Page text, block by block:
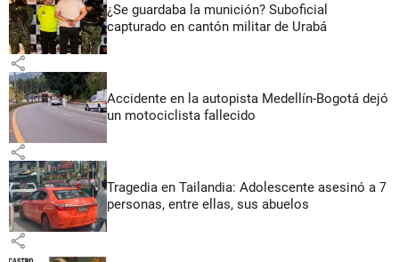
¿Se guardaba la munición? Suboficial
capturado en cantón militar de Urabá
share
Accidente en la autopista Medellín-Bogotá dejó
un motociclista fallecido
share
Tragedia en Tailandia: Adolescente asesinó a 7
personas, entre ellas, sus abuelos
share